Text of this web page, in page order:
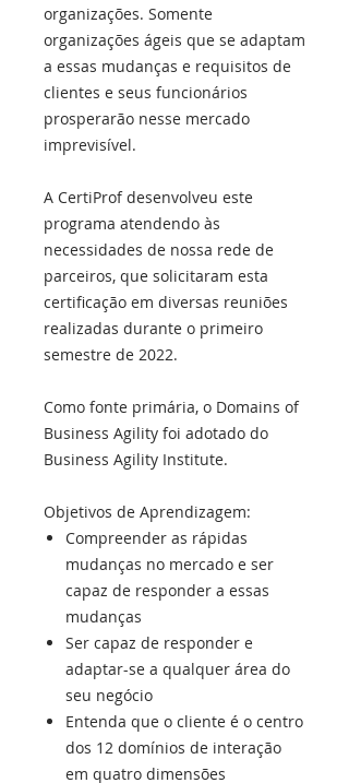
organizações. Somente
organizações ágeis que se adaptam
a essas mudanças e requisitos de
clientes e seus funcionários
prosperarão nesse mercado
imprevisível.
A CertiProf desenvolveu este
programa atendendo às
necessidades de nossa rede de
parceiros, que solicitaram esta
certificação em diversas reuniões
realizadas durante o primeiro
semestre de 2022.
Como fonte primária, o Domains of
Business Agility foi adotado do
Business Agility Institute.
Objetivos de Aprendizagem:
Compreender as rápidas
mudanças no mercado e ser
capaz de responder a essas
mudanças
Ser capaz de responder e
adaptar-se a qualquer área do
seu negócio
Entenda que o cliente é o centro
dos 12 domínios de interação
em quatro dimensões